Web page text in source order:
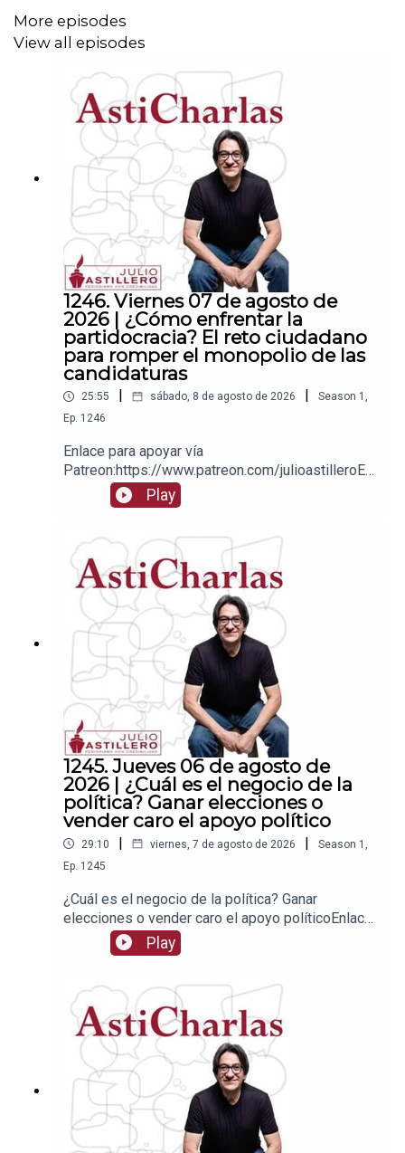
Tienda:
https://julioastillerotienda.com/
More episodes
View all episodes
1246. Viernes 07 de agosto de
2026 | ¿Cómo enfrentar la
partidocracia? El reto ciudadano
para romper el monopolio de las
candidaturas
25:55 sábado, 8 de agosto de 2026 Season 1 ,
Ep. 1246
Enlace para apoyar vía
Patreon:https://www.patreon.com/julioastilleroEnl
ace para hacer donaciones vía
PayPal:https://www.paypal.me/julioastilleroCuent
nombre de Julio Hernández López:
1539408017CLABE: 012 320 01539408017
2Tienda:https://julioastillerotienda.com/
Play
1245. Jueves 06 de agosto de
2026 | ¿Cuál es el negocio de la
política? Ganar elecciones o
vender caro el apoyo político
29:10 | viernes, 7 de agosto de 2026 | Season 1
Ep. 1245
¿Cuál es el negocio de la política? Ganar
elecciones o vender caro el apoyo políticoEnlace
para apoyar vía
Patreon:https://www.patreon.com/julioastilleroEnl
PayPal:https://www.paypal.me/julioastilleroCuent
a para hacer transferencias a cuenta BBVA a
nombre de Julio Hernández López:
1539408017CLABE: 012 320 01539408017
2Tienda:https://julioastillerotienda.com/
Play